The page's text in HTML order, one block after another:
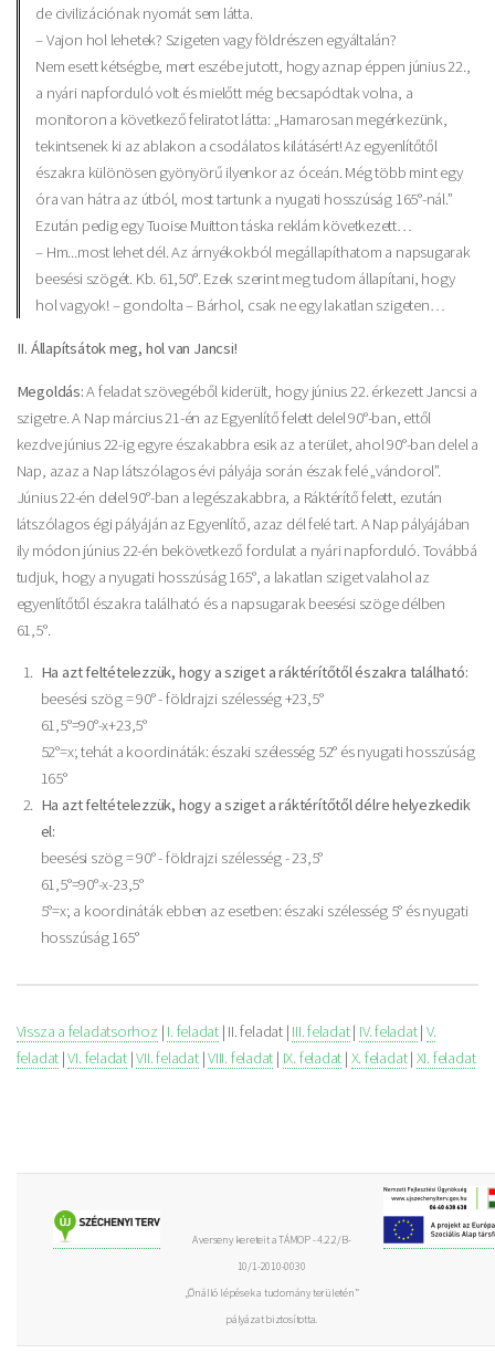
de civilizációnak nyomát sem látta.
– Vajon hol lehetek? Szigeten vagy földrészen egyáltalán?
Nem esett kétségbe, mert eszébe jutott, hogy aznap éppen június 22.,
a nyári napforduló volt és mielőtt még becsapódtak volna, a
monitoron a következő feliratot látta: „Hamarosan megérkezünk,
tekintsenek ki az ablakon a csodálatos kilátásért! Az egyenlítőtől
északra különösen gyönyörű ilyenkor az óceán. Még több mint egy
óra van hátra az útból, most tartunk a nyugati hosszúság 165°-nál.”
Ezután pedig egy Tuoise Muitton táska reklám következett…
– Hm...most lehet dél. Az árnyékokból megállapíthatom a napsugarak
beesési szögét. Kb. 61,50°. Ezek szerint meg tudom állapítani, hogy
hol vagyok! – gondolta – Bárhol, csak ne egy lakatlan szigeten…
II. Állapítsátok meg, hol van Jancsi!
Megoldás:A feladat szövegéből kiderült, hogy június 22. érkezett Jancsi a
szigetre. A Nap március 21-én az Egyenlítő felett delel 90°-ban, ettől
kezdve június 22-ig egyre északabbra esik az a terület, ahol 90°-ban delel a
Nap, azaz a Nap látszólagos évi pályája során észak felé „vándorol”.
Június 22-én delel 90°-ban a legészakabbra, a Ráktérítő felett, ezután
látszólagos égi pályáján az Egyenlítő, azaz dél felé tart. A Nap pályájában
ily módon június 22-én bekövetkező fordulat a nyári napforduló. Továbbá
tudjuk, hogy a nyugati hosszúság 165°, a lakatlan sziget valahol az
egyenlítőtől északra található és a napsugarak beesési szöge délben
61,5°.
Ha azt feltételezzük, hogy a sziget a ráktérítőtől északra található:
beesési szög = 90° - földrajzi szélesség +23,5°
61,5°=90°-x+23,5°
52°=x; tehát a koordináták: északi szélesség 52° és nyugati hosszúság
165°
Ha azt feltételezzük, hogy a sziget a ráktérítőtől délre helyezkedik
el:
beesési szög = 90° - földrajzi szélesség - 23,5°
61,5°=90°-x-23,5°
5°=x; a koordináták ebben az esetben: északi szélesség 5° és nyugati
hosszúság 165°
Vissza a feladatsorhoz | I. feladat| II. feladat | III. feladat| IV. feladat| V.
feladat |VI. feladat |VII. feladat|VIII. feladat | IX. feladat | X. feladat| XI. feladat
A verseny kereteit a TÁMOP - 4.2.2/B-
10/1-2010-0030
„Önálló lépések a tudomány területén”
pályázat biztosította.